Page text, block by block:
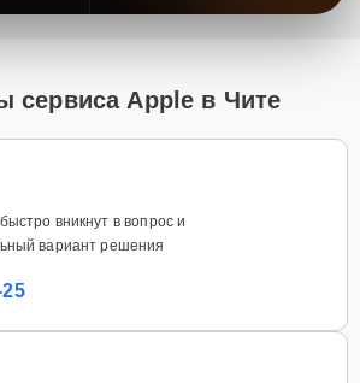
сервиса Apple в Чите
вникнут в вопрос и
вариант решения